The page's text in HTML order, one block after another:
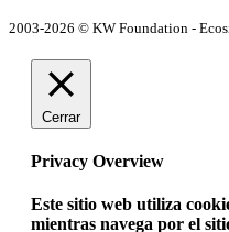
2003-2026 © KW Foundation -
Cerrar
Privacy Overview
Este sitio web utiliza
mientras navega por el